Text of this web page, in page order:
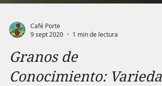
9 sept 2020
1 min de lectura
Granos de